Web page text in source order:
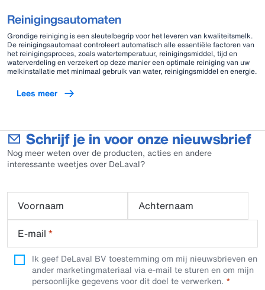
Reinigingsautomaten
Grondige reiniging is een sleutelbegrip voor het leveren van kwaliteitsmelk.
De reinigingsautomaat controleert automatisch alle essentiële factoren van
het reinigingsproces, zoals watertemperatuur, reinigingsmiddel, tijd en
waterverdeling en verzekert op deze manier een optimale reiniging van uw
melkinstallatie met minimaal gebruik van water, reinigingsmiddel en energie.
Lees meer
Schrijf je in voor onze nieuwsbrief
Nog meer weten over de producten, acties en andere
interessante weetjes over DeLaval?
Voornaam
Achternaam
E-mail *
Ik geef DeLaval BV toestemming om mij nieuwsbrieven en
ander marketingmateriaal via e-mail te sturen en om mijn
persoonlijke gegevens voor dit doel te verwerken.